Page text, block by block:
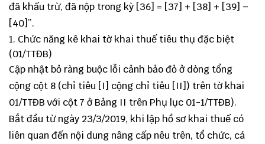
đã khấu trừ, đã nộp trong kỳ [36] = [37] + [38] + [39] –
[40]”.
Chức năng kê khai tờ khai thuế tiêu thụ đặc biệt
(01/TTĐB)
Cập nhật bỏ ràng buộc lỗi cảnh bảo đỏ ở dòng tổng
cộng cột 8 (chỉ tiêu [I] cộng chỉ tiêu [II]) trên tờ khai
01/TTĐB với cột 7 ở Bảng II trên Phụ lục 01-1/TTĐB).
Bắt đầu từ ngày 23/3/2019, khi lập hồ sơ khai thuế có
liên quan đến nội dung nâng cấp nêu trên, tổ chức, cá